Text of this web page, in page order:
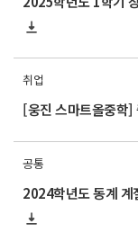
취업
공통